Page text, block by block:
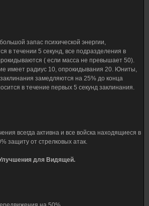
запас психической энергии,
в течении 5 секунд, все подразделения в
( если масса не превышает 50).
имеет радиус 10, опрокидывания 20. Юниты,
замедляются на 25% до конца
в течение первых 5 секунд заклинания.
всегда активна и все войска находящиеся в
защиту от стрелковых атак.
для Видящей.